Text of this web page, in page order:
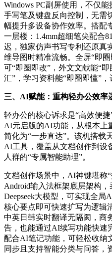
Windows PC副屏使用，不仅
手写笔及键盘反向控制，无需
幅提升多设备协作效率。搭配
一层楼：1.4mm超细笔尖配合
迟，独家仿声书写专利还原真
维导图时精准流畅。全屏“即
可“即圈即改”，外文文献能“
汇”，学习资料能“即圈即懂”，
三、 AI赋能：重构轻办公效率
轻办公的核心诉求是“高效便捷
AI元启版的AI功能，从根本上
简化为“一步直达”。该机搭载
AI工具，覆盖从文档创作到设
人群的“专属智能助理”。
文档创作场景中，AI神键堪称
Android输入法框架底层架构
Deepseek大模型，可实现全
核心要点即可快速扩写为逻辑
中英日韩实时翻译无隔阂，商
告，也能通过AI续写功能快速
配合AI笔记功能，可轻松收纳
同步且支持智能分类与问答，